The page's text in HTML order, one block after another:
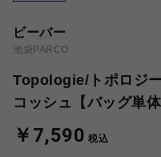
ビーバー
池袋PARCO
Topologie/トポロジ
コッシュ【バッグ単体
￥7,590 税込